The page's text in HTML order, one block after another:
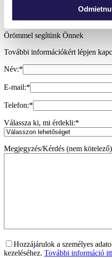
Örömmel segítünk Önnek
További információkért lépjen
Név:*
E-mail:*
Telefon:*
Válassza ki, mi érdekli:*
Megjegyzés/Kérdés (nem
Hozzájárulok a személyes
kezeléséhez. További információ